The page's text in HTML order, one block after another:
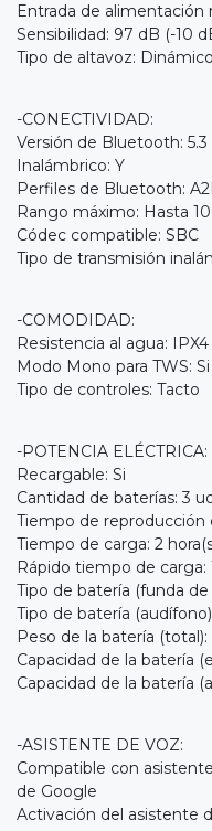
Entrada de alimentación
Sensibilidad: 97 dB (-10
Tipo de altavoz: Dinámico
-CONECTIVIDAD:
Versión de Bluetooth: 5.3
Inalámbrico: Y
Perfiles de Bluetooth:
Rango máximo: Hasta
Códec compatible: SBC
Tipo de transmisión
-COMODIDAD:
Resistencia al agua: IPX4
Modo Mono para TWS: Si
Tipo de controles: Tacto
-POTENCIA ELÉCTRICA:
Recargable: Si
Cantidad de baterías: 3
Tiempo de reproducción
Tiempo de carga: 2
Rápido tiempo de carga:
Tipo de batería (funda
Tipo de batería
Peso de la batería (total):
Capacidad de la batería
Capacidad de la batería
-ASISTENTE DE VOZ:
Compatible con
de Google
Activación del asistente